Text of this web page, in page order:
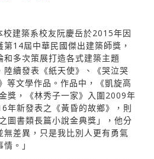
校建築系校友阮慶岳於2015年因
14屆中華民國傑出建築師獎，
多次策展打造各式建築主題
續發表《紙天使》、《哭泣哭
等文學作品。作品中，《凱旋高
獎，《林秀子一家》入圍2009年
年新發表之《黃昏的故鄉》，則
圖書類長篇小說金典獎」，他分
差異，只是我比別人更有勇氣
。」